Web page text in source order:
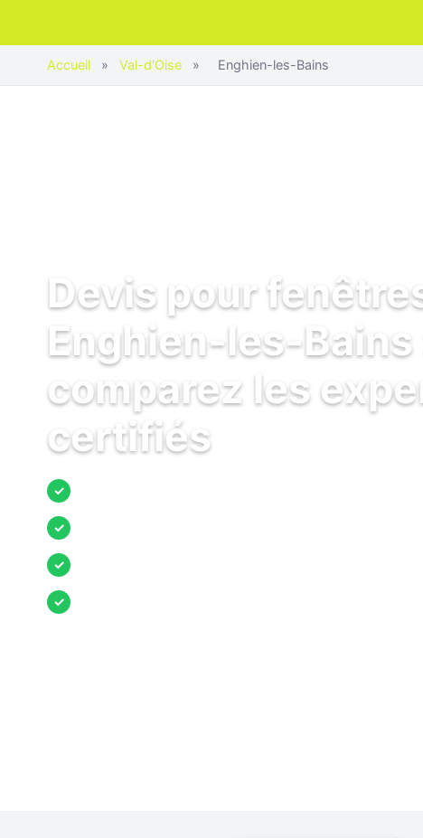
Accueil » Val-d'Oise » Enghien-les-Bains
Devis pour
Enghien-les-Bains
comparez les
certifiés
✓
✓
✓
✓